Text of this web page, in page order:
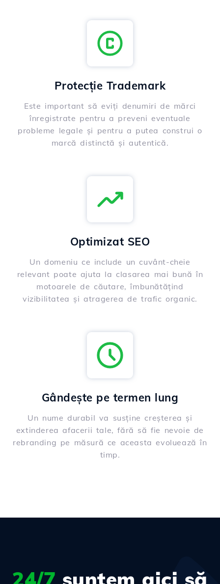
Protecție Trademark
Este important să eviți denumiri de mărci
înregistrate pentru a preveni eventuale
probleme legale și pentru a putea construi o
marcă distinctă și autentică.
Optimizat SEO
Un domeniu ce include un cuvânt-cheie
relevant poate ajuta la clasarea mai bună în
motoarele de căutare, îmbunătățind
vizibilitatea și atragerea de trafic organic.
Gândește pe termen lung
Un nume durabil va susține creșterea și
extinderea afacerii tale, fără să fie nevoie de
rebranding pe măsură ce aceasta evoluează în
timp.